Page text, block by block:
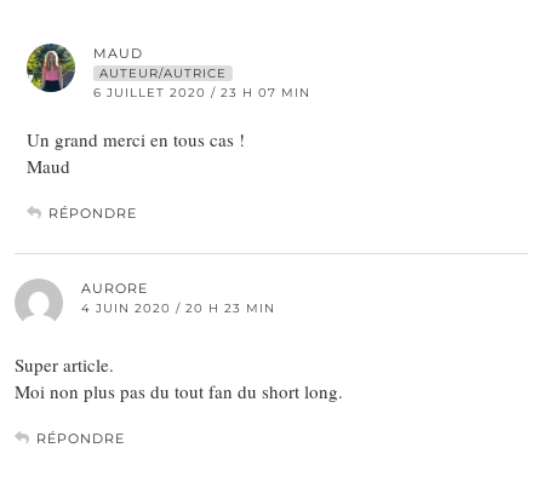
MAUD
AUTEUR/AUTRICE
6 JUILLET 2020 / 23 H 07 MIN
Un grand merci en tous cas !
Maud
RÉPONDRE
AURORE
4 JUIN 2020 / 20 H 23 MIN
Super article.
Moi non plus pas du tout fan du short long.
RÉPONDRE